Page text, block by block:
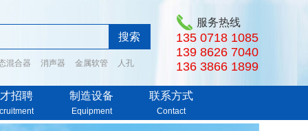
服务热线
135 0718 1085
139 8626 7040
136 3866 1899
混合器 消声器 金属软管 人孔
招聘 制造设备
Equipment
联系方式
Contact